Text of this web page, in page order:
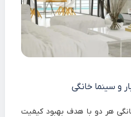
و سینما خانگی
هر دو با هدف بهبود کیفیت